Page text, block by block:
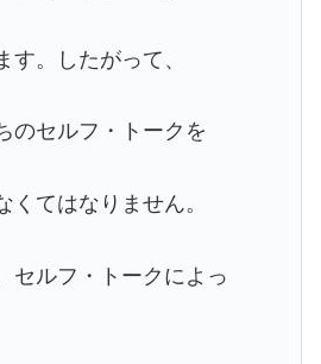
す。したがって、
のセルフ・トークを
くてはなりません。
セルフ・トークによっ